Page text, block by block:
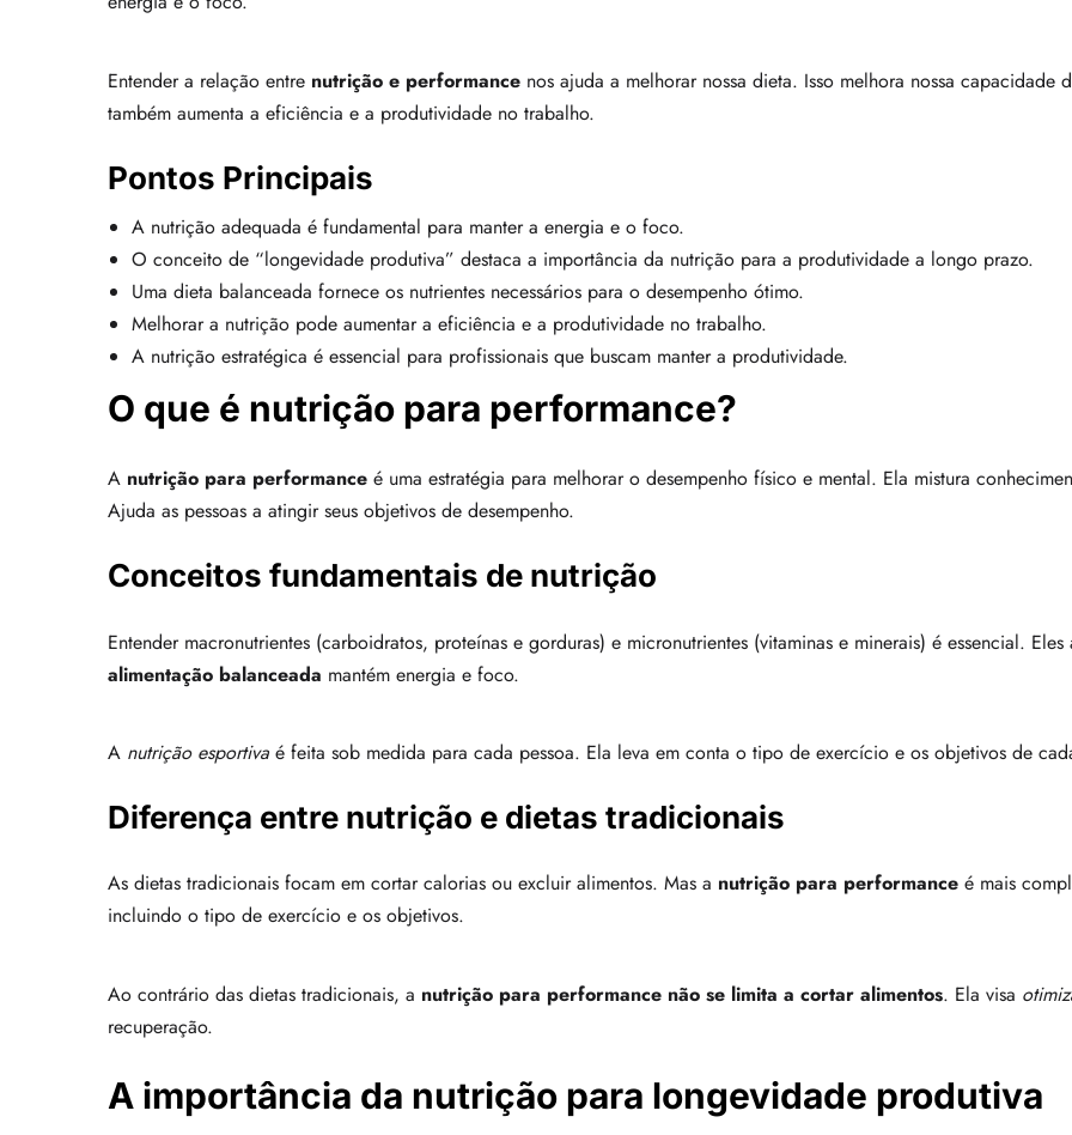
Entender a relação entre nutrição e performancenos ajuda a melhorar nossa dieta. Isso melhora nossa capacidade
também aumenta a eficiência e a produtividade no trabalho.
Pontos Principais
A nutrição adequada é fundamental para manter a energia e o foco.
O conceito de “longevidade produtiva” destaca a importância da nutrição para a produtividade a longo prazo.
Uma dieta balanceada fornece os nutrientes necessários para o desempenho ótimo.
Melhorar a nutrição pode aumentar a eficiência e a produtividade no trabalho.
A nutrição estratégica é essencial para profissionais que buscam manter a produtividade.
O que é nutrição para performance?
A nutrição para performanceé uma estratégia para melhorar o desempenho físico e mental. Ela mistura
Ajuda as pessoas a atingir seus objetivos de desempenho.
Conceitos fundamentais de nutrição
Entender macronutrientes (carboidratos, proteínas e gorduras) e micronutrientes (vitaminas e minerais) é essencial.
alimentação balanceada mantém energia e foco.
A nutrição esportivaé feita sob medida para cada pessoa. Ela leva em conta o tipo de exercício e os objetivos de
Diferença entre nutrição e dietas tradicionais
As dietas tradicionais focam em cortar calorias ou excluir alimentos. Mas a nutrição para performanceé mais
incluindo o tipo de exercício e os objetivos.
Ao contrário das dietas tradicionais, a nutrição para performance não se limita a cortar alimentos. Ela visa
recuperação.
A importância da nutrição para longevidade produtiva